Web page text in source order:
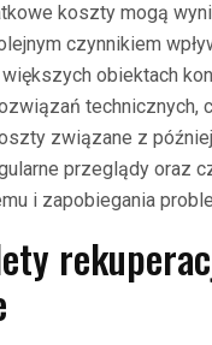
koszty mogą
czynnikiem
obiektach
technicznych,
związane z
przeglądy oraz
i zapobiegania